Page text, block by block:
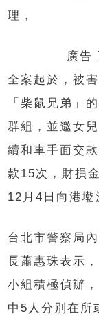
理，
廣告
全案起於，被
「柴鼠兄弟」
群組，並邀女
續和車手面交
款15次，財損
12月4日向港墘
台北市警察局
長蕭惠珠表示
小組積極偵辦
中5人分別在所